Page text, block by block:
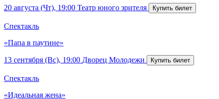
20 августа (Чт), 19:00 Театр юного зрителя
Спектакль
«Папа в паутине»
13 сентября (Вс), 19:00 Дворец Молодежи
Спектакль
«Идеальная жена»